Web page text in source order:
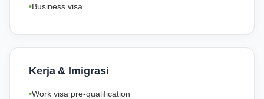
Business visa
Kerja & Imigrasi
Work visa pre-qualification